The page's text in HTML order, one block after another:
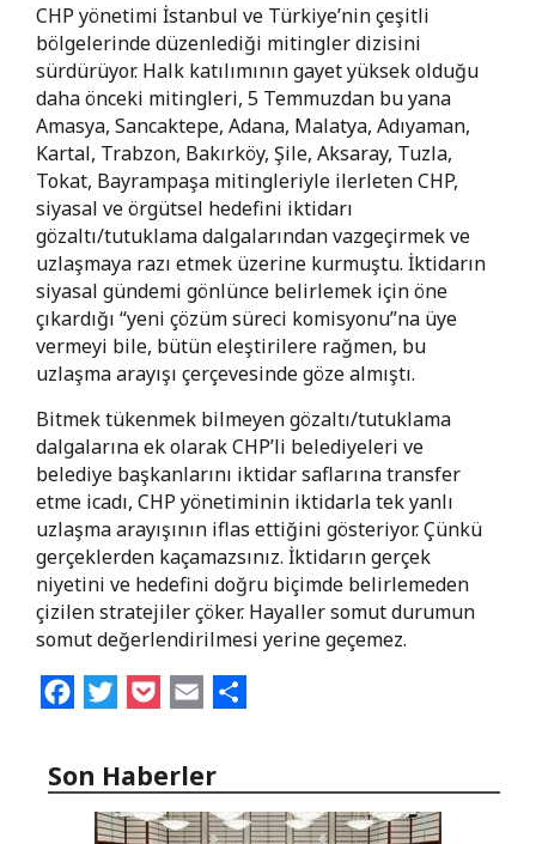
CHP yönetimi İstanbul ve Türkiye’nin çeşitli
bölgelerinde düzenlediği mitingler dizisini
sürdürüyor. Halk katılımının gayet yüksek olduğu
daha önceki mitingleri, 5 Temmuzdan bu yana
Amasya, Sancaktepe, Adana, Malatya, Adıyaman,
Kartal, Trabzon, Bakırköy, Şile, Aksaray, Tuzla,
Tokat, Bayrampaşa mitingleriyle ilerleten CHP,
siyasal ve örgütsel hedefini iktidarı
gözaltı/tutuklama dalgalarından vazgeçirmek ve
uzlaşmaya razı etmek üzerine kurmuştu. İktidarın
siyasal gündemi gönlünce belirlemek için öne
çıkardığı “yeni çözüm süreci komisyonu”na üye
vermeyi bile, bütün eleştirilere rağmen, bu
uzlaşma arayışı çerçevesinde göze almıştı.
Bitmek tükenmek bilmeyen gözaltı/tutuklama
dalgalarına ek olarak CHP’li belediyeleri ve
belediye başkanlarını iktidar saflarına transfer
etme icadı, CHP yönetiminin iktidarla tek yanlı
uzlaşma arayışının iflas ettiğini gösteriyor. Çünkü
gerçeklerden kaçamazsınız. İktidarın gerçek
niyetini ve hedefini doğru biçimde belirlemeden
çizilen stratejiler çöker. Hayaller somut durumun
somut değerlendirilmesi yerine geçemez.
FacebookTwitterPocketEmail
Son Haberler